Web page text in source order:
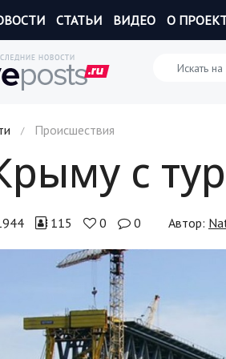
СТАТЬИ ВИДЕО О
/ Происшествия
с
115 0 0 Автор: